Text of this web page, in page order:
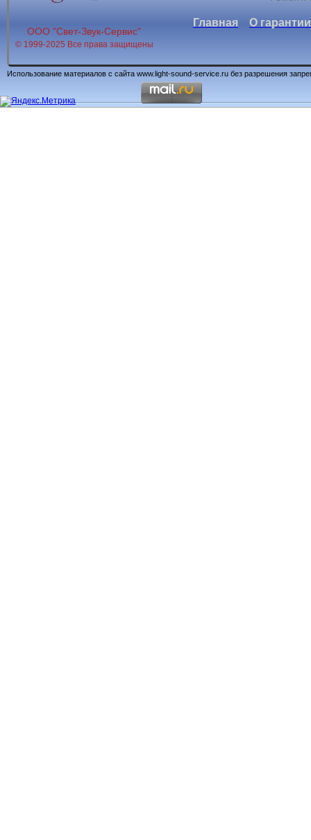
ООО "Свет-Звук-Сервис"
© 1999-2025 Все права защищены
Главная О гарантии
Использование материалов с сайта www.light-sound-service.ru без разрешения